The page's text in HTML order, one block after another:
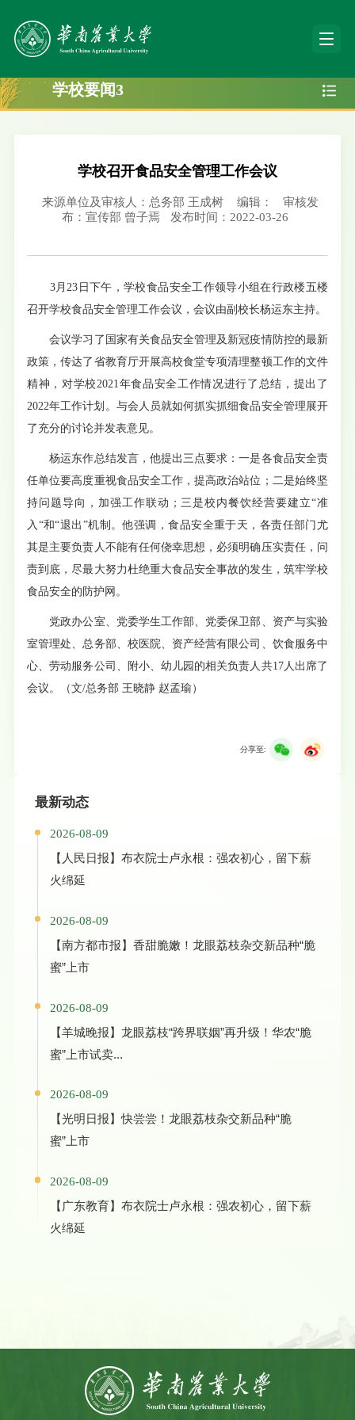
学校要闻3
学校召开食品安全管理工作会议
来源单位及审核人：总务部 王成树 编辑：
审核发
布：宣传部 曾子焉
发布时间：2022-03-26
3月23日下午，学校食品安全工作领导小组在行政楼五楼
召开学校食品安全管理工作会议，会议由副校长杨运东主持。
会议学习了国家有关食品安全管理及新冠疫情防控的最新
政策，传达了省教育厅开展高校食堂专项清理整顿工作的文件
精神，对学校2021年食品安全工作情况进行了总结，提出了
2022年工作计划。与会人员就如何抓实抓细食品安全管理展开
了充分的讨论并发表意见。
杨运东作总结发言，他提出三点要求：一是各食品安全责
任单位要高度重视食品安全工作，提高政治站位；二是始终坚
持问题导向，加强工作联动；三是校内餐饮经营要建立“准
入“和“退出”机制。他强调，食品安全重于天，各责任部门尤
其是主要负责人不能有任何侥幸思想，必须明确压实责任，问
责到底，尽最大努力杜绝重大食品安全事故的发生，筑牢学校
食品安全的防护网。
党政办公室、党委学生工作部、党委保卫部、资产与实验
室管理处、总务部、校医院、资产经营有限公司、饮食服务中
心、劳动服务公司、附小、幼儿园的相关负责人共17人出席了
会议。（文/总务部 王晓静 赵孟瑜）
分享至:
最新动态
2026-08-09
【人民日报】布衣院士卢永根：强农初心，留下薪
火绵延
2026-08-09
【南方都市报】香甜脆嫩！龙眼荔枝杂交新品种“脆
蜜”上市
2026-08-09
【羊城晚报】龙眼荔枝“跨界联姻”再升级！华农“脆
蜜”上市试卖...
2026-08-09
【光明日报】快尝尝！龙眼荔枝杂交新品种“脆
蜜”上市
2026-08-09
【广东教育】布衣院士卢永根：强农初心，留下薪
火绵延